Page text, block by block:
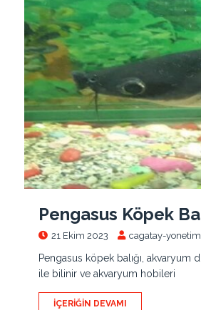
Pengasus Köpek
21 Ekim 2023 cagatay-yonetim
Pengasus köpek balığı, akvaryum
ile bilinir ve akvaryum hobileri
İÇERIĞIN DEVAMI